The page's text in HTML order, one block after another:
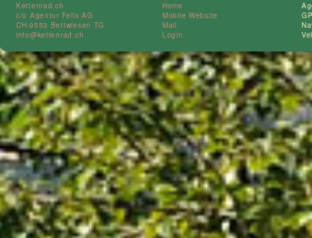
Kettenrad.ch
c/o Agentur Felix AG
CH-9553 Bettwiesen TG
info@kettenrad.ch
Home
Mobile Website
Mail
Login